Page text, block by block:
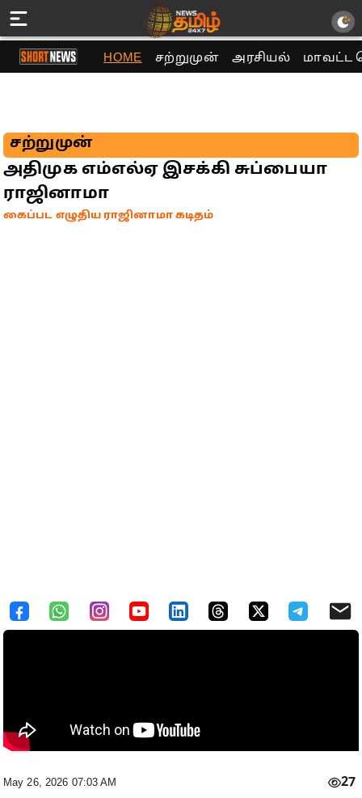
HOME சற்றுமுன் அரசியல் மாவட்ட
சற்றுமுன்
அதிமுக எம்எல்ஏ இசக்கி சுப்பையா
ராஜினாமா
கைப்பட எழுதிய ராஜினாமா கடிதம்
May 26, 2026 07:03 AM 27